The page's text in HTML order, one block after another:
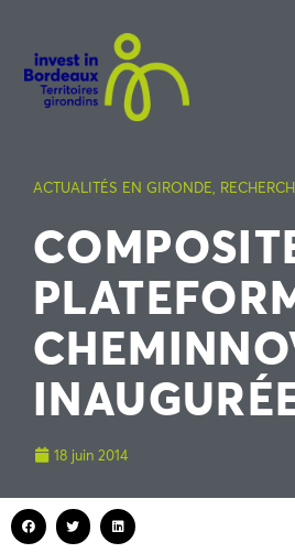
ACTUALITÉS EN GIRONDE,
18 juin 2014